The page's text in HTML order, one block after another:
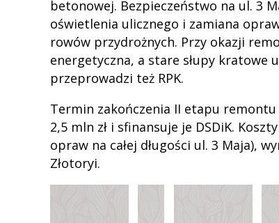
betonowej. Bezpieczeństwo na ul. 3
oświetlenia ulicznego i zamiana
rowów przydrożnych. Przy okazji
energetyczna, a stare słupy kratowe
przeprowadzi też RPK.
Termin zakończenia II etapu
2,5 mln zł i sfinansuje je DSDiK.
opraw na całej długości ul. 3 Maja),
Złotoryi.